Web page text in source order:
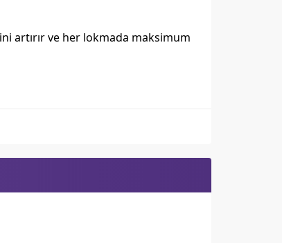
artırır ve her lokmada maksimum